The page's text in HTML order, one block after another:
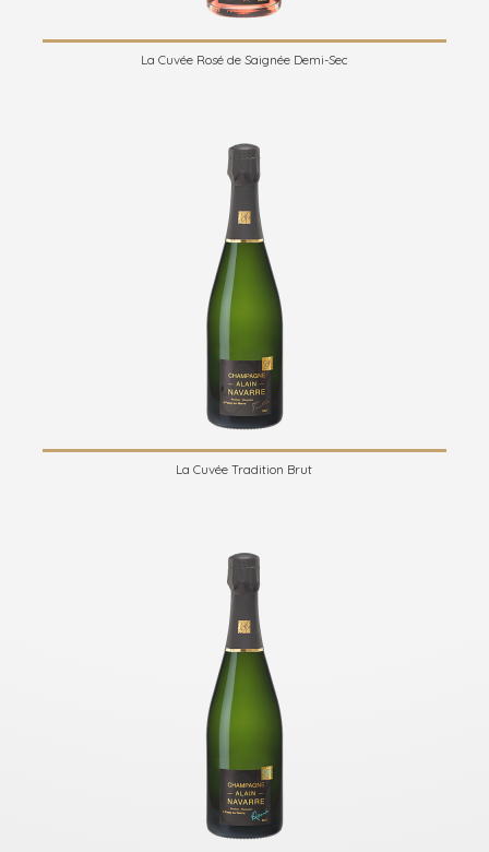
La Cuvée Rosé de Saignée Demi-Sec
La Cuvée Tradition Brut